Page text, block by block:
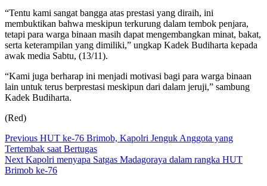
“Tentu kami sangat bangga atas prestasi yang diraih, ini
membuktikan bahwa meskipun terkurung dalam tembok penjara,
tetapi para warga binaan masih dapat mengembangkan minat, bakat,
serta keterampilan yang dimiliki,” ungkap Kadek Budiharta kepada
awak media Sabtu, (13/11).
“Kami juga berharap ini menjadi motivasi bagi para warga binaan
lain untuk terus berprestasi meskipun dari dalam jeruji,” sambung
Kadek Budiharta.
(Red)
Continue
Reading
Previous HUT ke-76 Brimob, Kapolri Jenguk Anggota yang
Tertembak saat Bertugas
Next Kapolri menyapa Satgas Madagoraya dalam rangka HUT
Brimob ke-76